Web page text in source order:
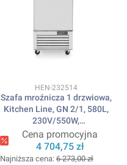
Kod produktu
HEN-232514
Szafa mroźnicza 1 drzwiowa,
Kitchen Line, GN 2/1, 580L,
230V/550W,
685x800x(H)2100mm
ARKTIC
Cena promocyjna
4 704,75 zł
Najniższa cena: 6 273,00 zł